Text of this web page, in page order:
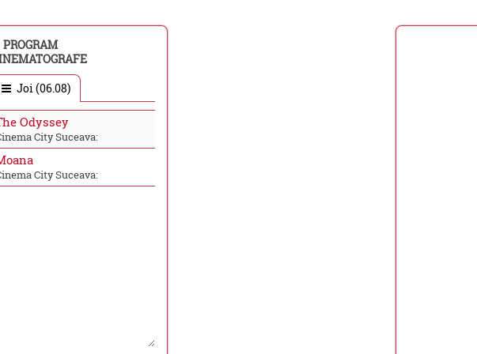
PROGRAM
Joi (06.08)
Odyssey
City Suceava:
City Suceava: